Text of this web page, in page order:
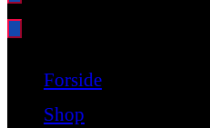
Bare endnu et fitness
Forside
Shop